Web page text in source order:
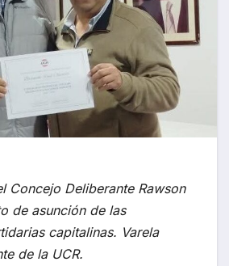
Concejo Deliberante Rawson
de asunción de las
capitalinas. Varela
de la UCR.